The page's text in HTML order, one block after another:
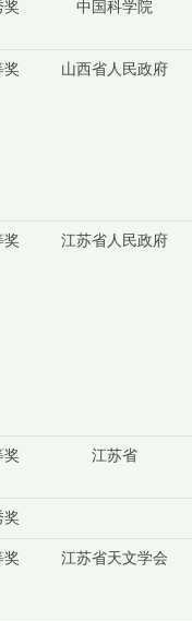
奖 中国科学院
奖 山西省人民政府
奖 江苏省人民政府
奖 江苏省
奖
奖 江苏省天文学会